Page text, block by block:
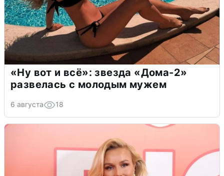
«Ну вот и всё»: звезда «Дома-2»
развелась с молодым мужем
6 августа 18